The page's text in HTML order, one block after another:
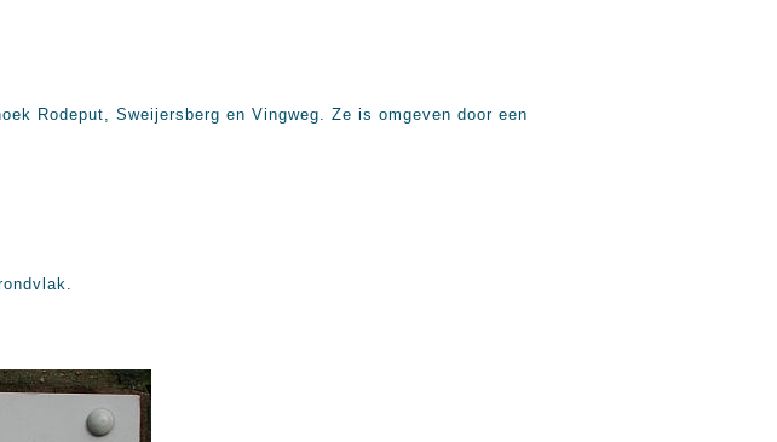
Rodeput, Sweijersberg en Vingweg. Ze is omgeven door een